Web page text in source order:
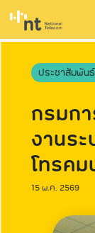
ประชาสัมพัน
กรมก
งานร
โทรค
15 พ.ค. 2569